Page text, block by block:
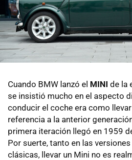
Cuando BMW lanzó el MINI de la
se insistió mucho en el aspecto
conducir el coche era como
referencia a la anterior
primera iteración llegó en 1959
Por suerte, tanto en las
clásicas, llevar un Mini no es